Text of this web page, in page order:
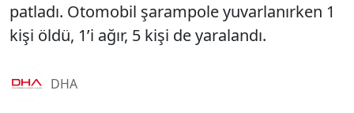
patladı. Otomobil şarampole yuvarlanırken 1
kişi öldü, 1’i ağır, 5 kişi de yaralandı.
DHA